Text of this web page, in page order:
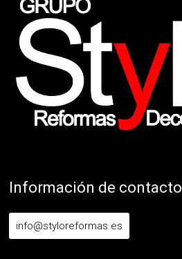
Información de contacto
info@styloreformas.es